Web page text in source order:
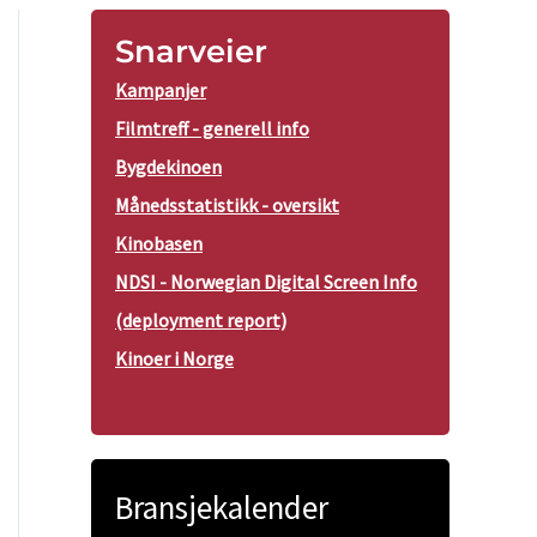
Snarveier
Kampanjer
Filmtreff - generell info
Bygdekinoen
Månedsstatistikk - oversikt
Kinobasen
NDSI - Norwegian Digital Screen Info
(deployment report)
Kinoer i Norge
Bransjekalender